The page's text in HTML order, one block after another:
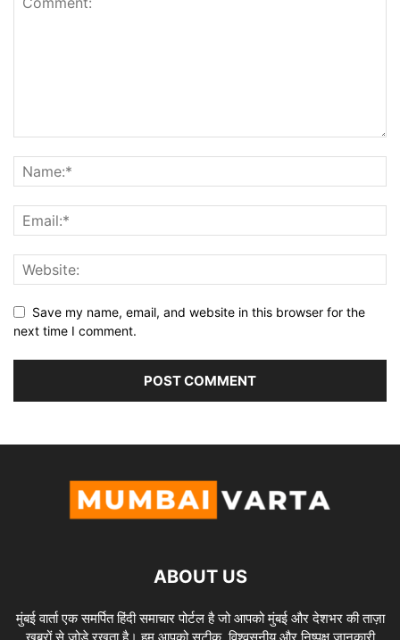
Save my name, email, and website in this browser for the
next time I comment.
ABOUT US
मुंबई वार्ता एक समर्पित हिंदी समाचार पोर्टल है जो आपको मुंबई और देशभर की ताज़ा
खबरों से जोड़े रखता है। हम आपको सटीक, विश्वसनीय और निष्पक्ष जानकारी